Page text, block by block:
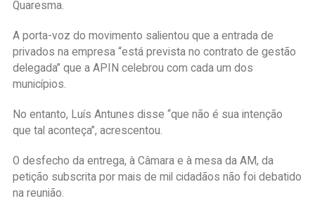
Quaresma.
A porta-voz do movimento salientou que a entrada de
privados na empresa “está prevista no contrato de gestão
delegada” que a APIN celebrou com cada um dos
municípios.
No entanto, Luís Antunes disse “que não é sua intenção
que tal aconteça”, acrescentou.
O desfecho da entrega, à Câmara e à mesa da AM, da
petição subscrita por mais de mil cidadãos não foi debatido
na reunião.